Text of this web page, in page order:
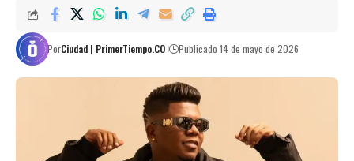
PorCiudad | PrimerTiempo.CO Publicado 14 de mayo de 2026